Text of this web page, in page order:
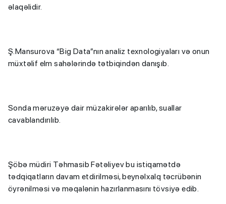
əlaqəlidir.
Ş.Mansurova “Big Data”nın analiz texnologiyaları və onun
müxtəlif elm sahələrində tətbiqindən danışıb.
Sonda məruzəyə dair müzakirələr aparılıb, suallar
cavablandırılıb.
Şöbə müdiri Təhmasib Fətəliyev bu istiqamətdə
tədqiqatların davam etdirilməsi, beynəlxalq təcrübənin
öyrənilməsi və məqalənin hazırlanmasını tövsiyə edib.